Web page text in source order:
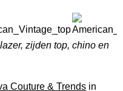
zijden top, chino en
Couture & Trends in